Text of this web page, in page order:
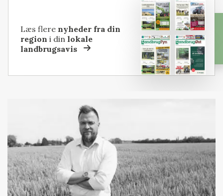
Læs flere nyheder fra din
region i dinlokale
landbrugsavis